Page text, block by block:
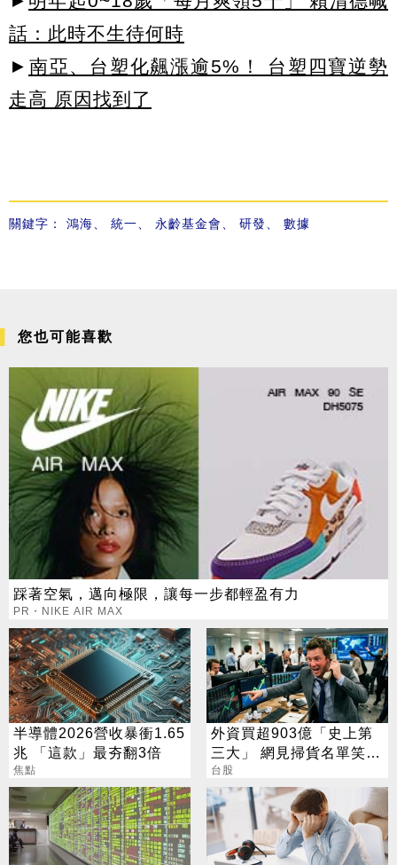
話：此時不生待何時
► 南亞、台塑化飆漲逾5%！ 台塑四寶逆勢
走高 原因找到了
關鍵字： 鴻海 統一 永齡基金會 研發 數據
您也可能喜歡
踩著空氣，邁向極限，讓每一步都輕盈有力
PR・NIKE AIR MAX
半導體2026營收暴衝1.65
兆 「這款」最夯翻3倍
焦點
外資買超903億「史上第
三大」 網見掃貨名單笑：
不懂在幹嘛
台股